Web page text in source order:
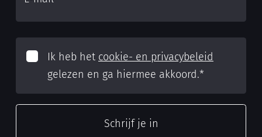
Ik heb het cookie- en privacybeleid
gelezen en ga hiermee akkoord.*